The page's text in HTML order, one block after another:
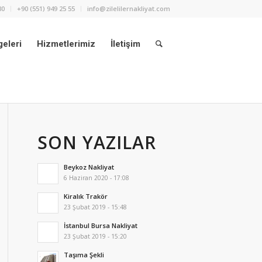
+90 (551) 949 25 55 info@zilelilernakliyat.com
Hizmetlerimiz İletişim
SON YAZILAR
Beykoz Nakliyat
6 Haziran 2020 - 17:08
Kiralık Trakör
23 Şubat 2019 - 15:48
İstanbul Bursa Nakliyat
23 Şubat 2019 - 15:20
Taşıma Şekli